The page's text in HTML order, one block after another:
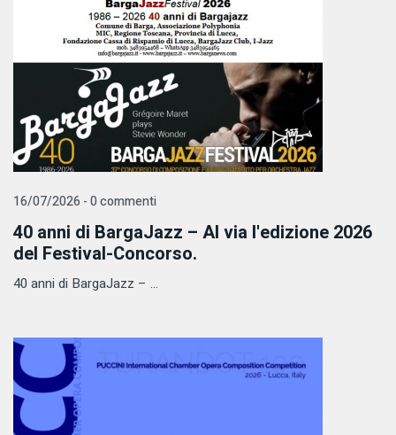
16/07/2026 - 0 commenti
40 anni di BargaJazz – Al via l'edizione 2026
del Festival-Concorso.
40 anni di BargaJazz – ...